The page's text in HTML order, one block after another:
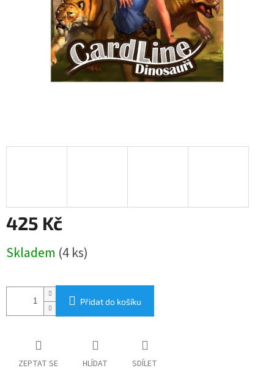
425 Kč
cena:
Skladem (4 ks)
Přidat do košíku
ZEPTAT SE HLÍDAT SDÍLET